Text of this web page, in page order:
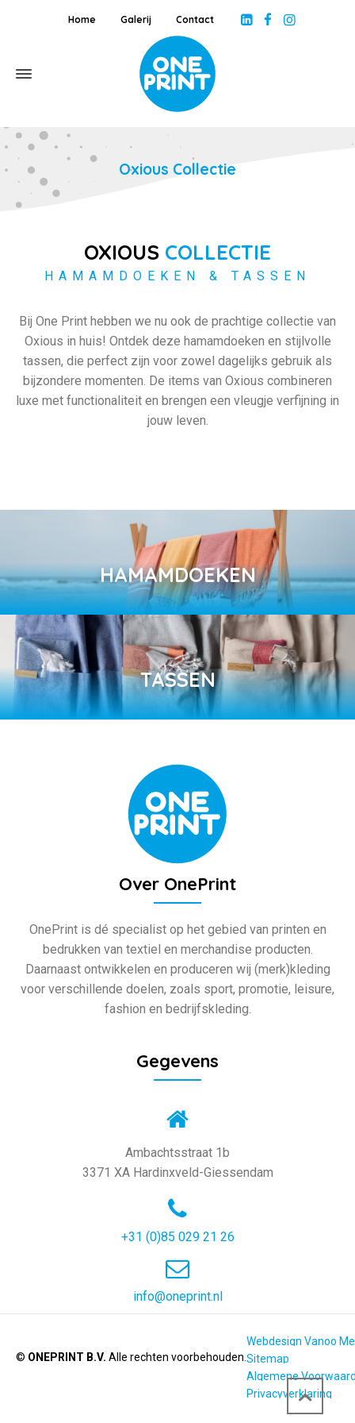
Home Galerij Contact
Oxious Collectie
OXIOUS COLLECTIE
HAMAMDOEKEN & TASSEN
Bij One Print hebben we nu ook de prachtige collectie van
Oxious in huis! Ontdek deze hamamdoeken en stijlvolle
tassen, die perfect zijn voor zowel dagelijks gebruik als
bijzondere momenten. De items van Oxious combineren
luxe met functionaliteit en brengen een vleugje verfijning in
jouw leven.
HAMAMDOEKEN
TASSEN
Over OnePrint
OnePrint is dé specialist op het gebied van printen en
bedrukken van textiel en merchandise producten.
Daarnaast ontwikkelen en produceren wij (merk)kleding
voor verschillende doelen, zoals sport, promotie, leisure,
fashion en bedrijfskleding.
Gegevens
Ambachtsstraat 1b
3371 XA Hardinxveld-Giessendam
+31 (0)85 029 21 26
info@oneprint.nl
© ONEPRINT B.V. Alle rechten voorbehouden.
Webdesign Vanoo
Sitemap
Algemene
Privacyverklaring